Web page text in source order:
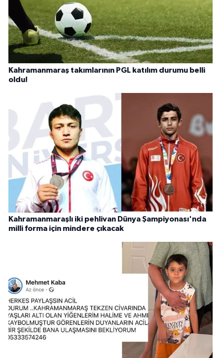
Kahramanmaraş takımlarının PGL katılım durumu belli
oldu!
Kahramanmaraşlı iki pehlivan Dünya Şampiyonası'nda
milli forma için mindere çıkacak